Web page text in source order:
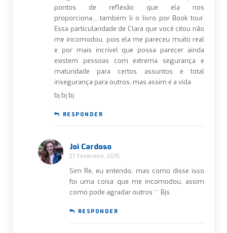
pontos de reflexão que ela nos
proporciona…..também li o livro por Book tour.
Essa particularidade de Clara que você citou não
me incomodou, pois ela me pareceu muito real
e por mais incrível que possa parecer ainda
existem pessoas com extrema segurança e
maturidade para certos assuntos e total
insegurança para outros, mas assim é a vida
bj bj bj
RESPONDER
Joi Cardoso
27 Fevereiro, 2015
Sim Re, eu entendo, mas como disse isso
foi uma coisa que me incomodou, assim
como pode agradar outros ^^ Bjs
RESPONDER